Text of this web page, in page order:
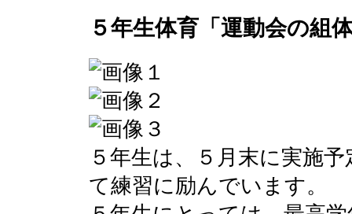
５年生体育「運動会の組
５年生は、５月末に実施
て練習に励んでいます。